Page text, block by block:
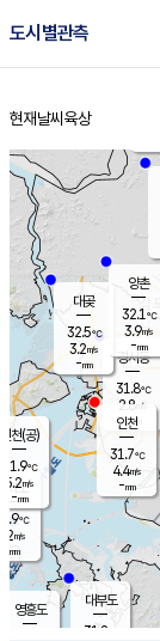
도시별관측
홈
현재날씨 육상
의도
℃
m/s
mm
영흥도
대부도
31.8
경서동
31.8℃
2.8 m/s
-mm
대곶
32.5℃
3.2m/s
-mm
양촌
32.1℃
3.9m/s
-mm
인천(공)
31.9℃
5.2m/s
-mm
인천
31.7℃
4.4m/s
-mm